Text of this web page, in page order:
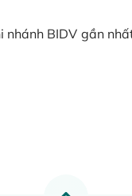
nhánh BIDV gần